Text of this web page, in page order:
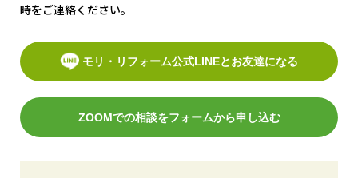
時をご連絡ください。
モリ・リフォーム公式LINEとお友達になる
ZOOMでの相談をフォームから申し込む